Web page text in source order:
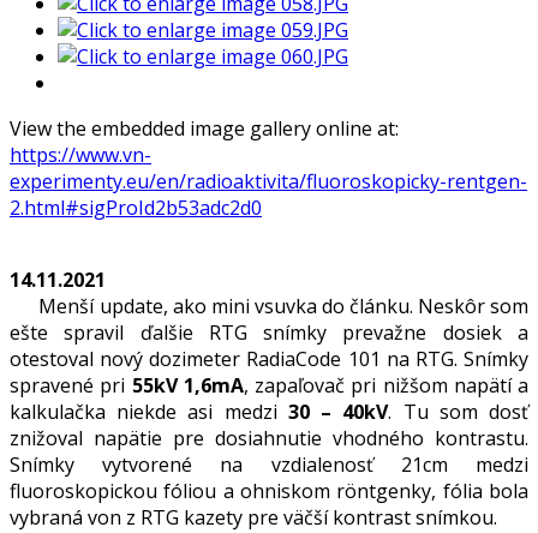
View the embedded image gallery online at:
https://www.vn-
experimenty.eu/en/radioaktivita/fluoroskopicky-rentgen-
2.html#sigProId2b53adc2d0
14.11.2021
Menší update, ako mini vsuvka do článku. Neskôr som
ešte spravil ďalšie RTG snímky prevažne dosiek a
otestoval nový dozimeter RadiaCode 101 na RTG. Snímky
spravené pri 55kV 1,6mA, zapaľovač pri nižšom napätí a
kalkulačka niekde asi medzi 30 – 40kV. Tu som dosť
znižoval napätie pre dosiahnutie vhodného kontrastu.
Snímky vytvorené na vzdialenosť 21cm medzi
fluoroskopickou fóliou a ohniskom röntgenky, fólia bola
vybraná von z RTG kazety pre väčší kontrast snímkou.